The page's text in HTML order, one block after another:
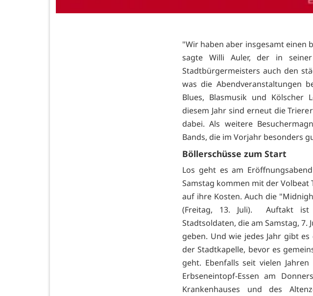
"Wir haben aber insgesamt einen
sagte Willi Auler, der in
Stadtbürgermeisters auch den
was die Abendveranstaltungen
Blues, Blasmusik und Kölscher
diesem Jahr sind erneut die
dabei. Als weitere
Bands, die im Vorjahr besonders
Böllerschüsse zum Start
Los geht es am
Samstag kommen mit der Volbeat
auf ihre Kosten. Auch die
(Freitag, 13. Juli). Auftakt
Stadtsoldaten, die am Samstag,
geben. Und wie jedes Jahr gibt
der Stadtkapelle, bevor es
geht. Ebenfalls seit vielen
Erbseneintopf-Essen am
Krankenhauses und des